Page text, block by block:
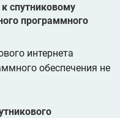
спутниковому
программного
интернета
обеспечения не